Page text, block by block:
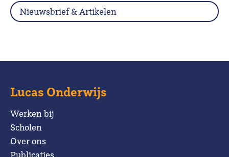
Nieuwsbrief & Artikelen
Lucas Onderwijs
Werken bij
Scholen
Over ons